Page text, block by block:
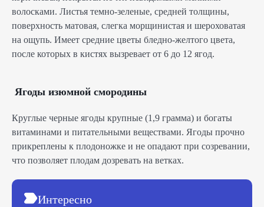
волосками. Листья темно-зеленые, средней толщины,
поверхность матовая, слегка морщинистая и шероховатая
на ощупь. Имеет средние цветы бледно-желтого цвета,
после которых в кистях вызревает от 6 до 12 ягод.
Ягоды изюмной смородины
Круглые черные ягоды крупные (1,9 грамма) и богаты
витаминами и питательными веществами. Ягоды прочно
прикреплены к плодоножке и не опадают при созревании,
что позволяет плодам дозревать на ветках.
Интересно